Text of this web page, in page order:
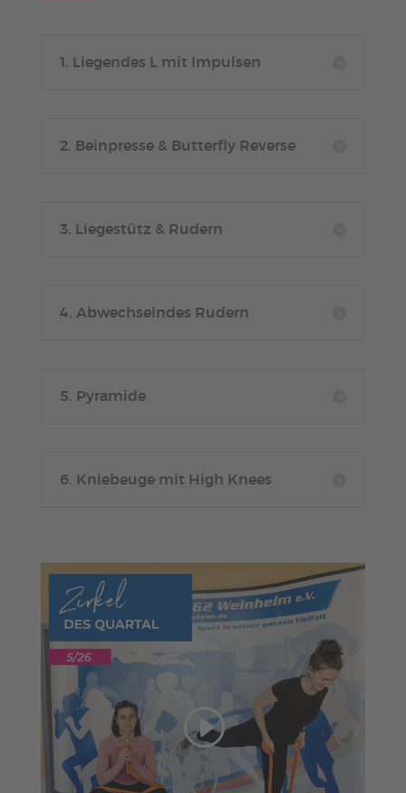
1. Liegendes L mit Impulsen
2. Beinpresse & Butterfly Reverse
3. Liegestütz & Rudern
4. Abwechselndes Rudern
5. Pyramide
6. Kniebeuge mit High Knees